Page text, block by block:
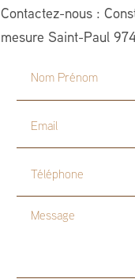
Contactez-nous :
mesure Saint-Paul 974
Nom Prénom
Email
Message